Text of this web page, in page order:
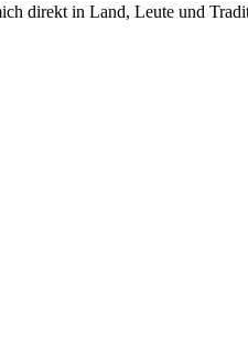
direkt in Land, Leute und